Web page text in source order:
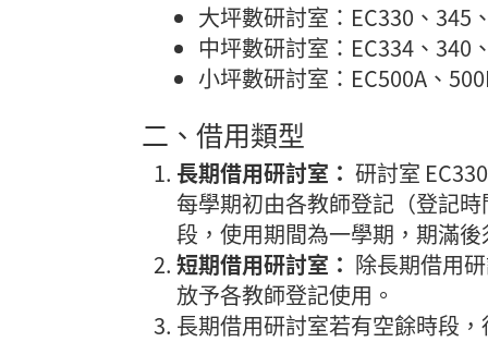
大坪數研討室：EC330、345
中坪數研討室：EC334、340
小坪數研討室：EC500A、
二、借用類型
長期借用研討室： 研討室
每學期初由各教師登記（登記
段，使用期間為一學期，期滿
短期借用研討室： 除長期借用
放予各教師登記使用。
長期借用研討室若有空餘時段